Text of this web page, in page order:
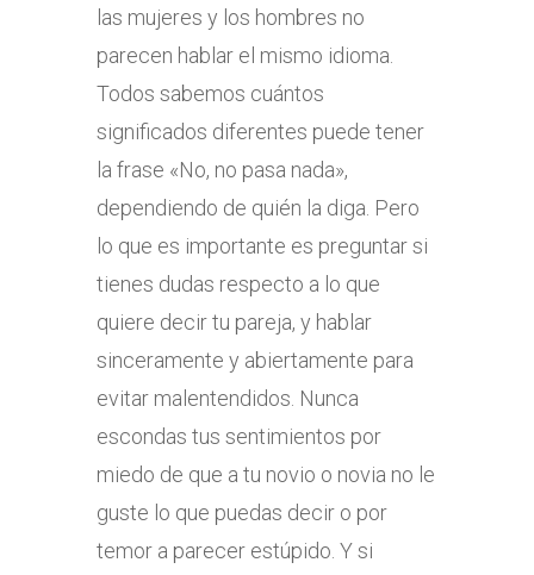
las mujeres y los hombres no
parecen hablar el mismo idioma.
Todos sabemos cuántos
significados diferentes puede tener
la frase «No, no pasa nada»,
dependiendo de quién la diga. Pero
lo que es importante es preguntar si
tienes dudas respecto a lo que
quiere decir tu pareja, y hablar
sinceramente y abiertamente para
evitar malentendidos. Nunca
escondas tus sentimientos por
miedo de que a tu novio o novia no le
guste lo que puedas decir o por
temor a parecer estúpido. Y si